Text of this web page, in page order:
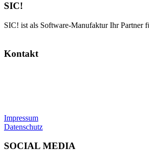
SIC!
SIC! ist als Software-Manufaktur Ihr Partner
Kontakt
Impressum
Datenschutz
SOCIAL MEDIA